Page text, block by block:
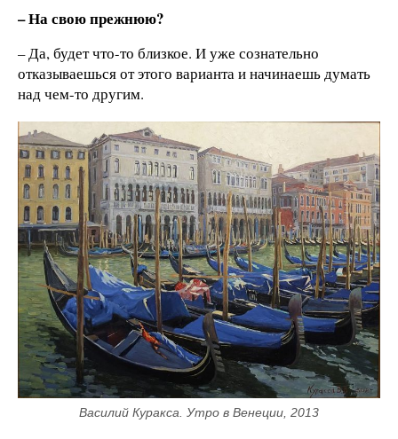
– На свою прежнюю?
– Да, будет что-то близкое. И уже сознательно
отказываешься от этого варианта и начинаешь думать
над чем-то другим.
Василий Куракса. Утро в Венеции, 2013